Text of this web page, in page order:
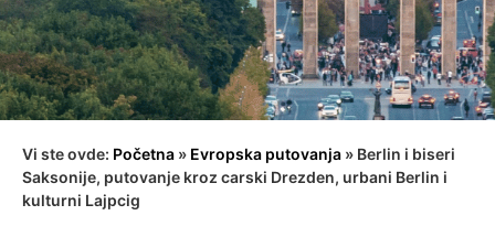
Vi ste ovde: Početna » Evropska putovanja » Berlin i biseri
Saksonije, putovanje kroz carski Drezden, urbani Berlin i
kulturni Lajpcig